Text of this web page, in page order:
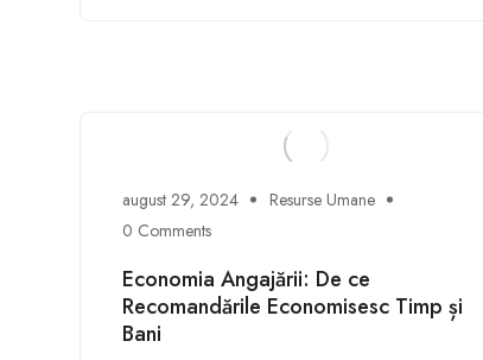
august 29, 2024
Resurse Umane
0 Comments
Economia Angajării: De ce
Recomandările Economisesc Timp și
Bani